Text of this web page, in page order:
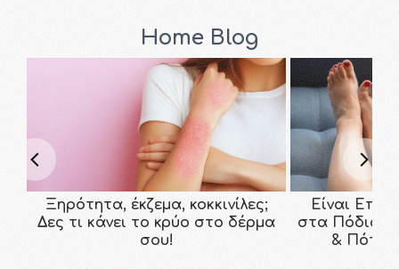
Home Blog
Ξηρότητα, έκζεμα, κοκκινίλες;
Δες τι κάνει το κρύο στο δέρμα
σου!
Είναι
στα Πόδια;
& Πότε